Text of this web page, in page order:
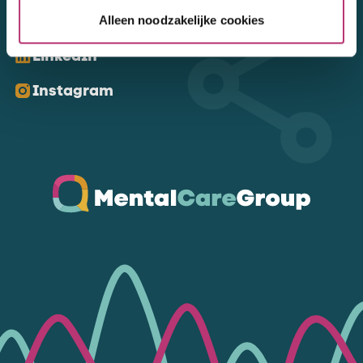
Alleen noodzakelijke cookies
Kom ons volgen
LinkedIn
Instagram